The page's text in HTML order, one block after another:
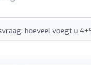
hoeveel voegt u